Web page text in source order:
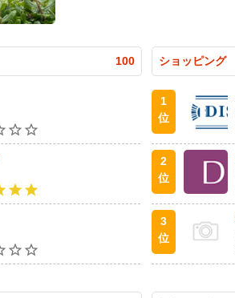
100 ショッピング
1
位
2
位
3
位